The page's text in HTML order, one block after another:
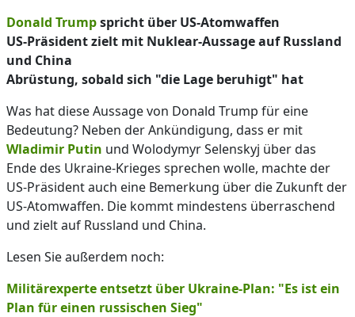
Donald Trumpspricht über US-Atomwaffen
US-Präsident zielt mit Nuklear-Aussage auf Russland
und China
Abrüstung, sobald sich "die Lage beruhigt" hat
Was hat diese Aussage von Donald Trump für eine
Bedeutung? Neben der Ankündigung, dass er mit
Wladimir Putin und Wolodymyr Selenskyj über das
Ende des Ukraine-Krieges sprechen wolle, machte der
US-Präsident auch eine Bemerkung über die Zukunft der
US-Atomwaffen. Die kommt mindestens überraschend
und zielt auf Russland und China.
Lesen Sie außerdem noch:
Militärexperte entsetzt über Ukraine-Plan: "Es ist ein
Plan für einen russischen Sieg"